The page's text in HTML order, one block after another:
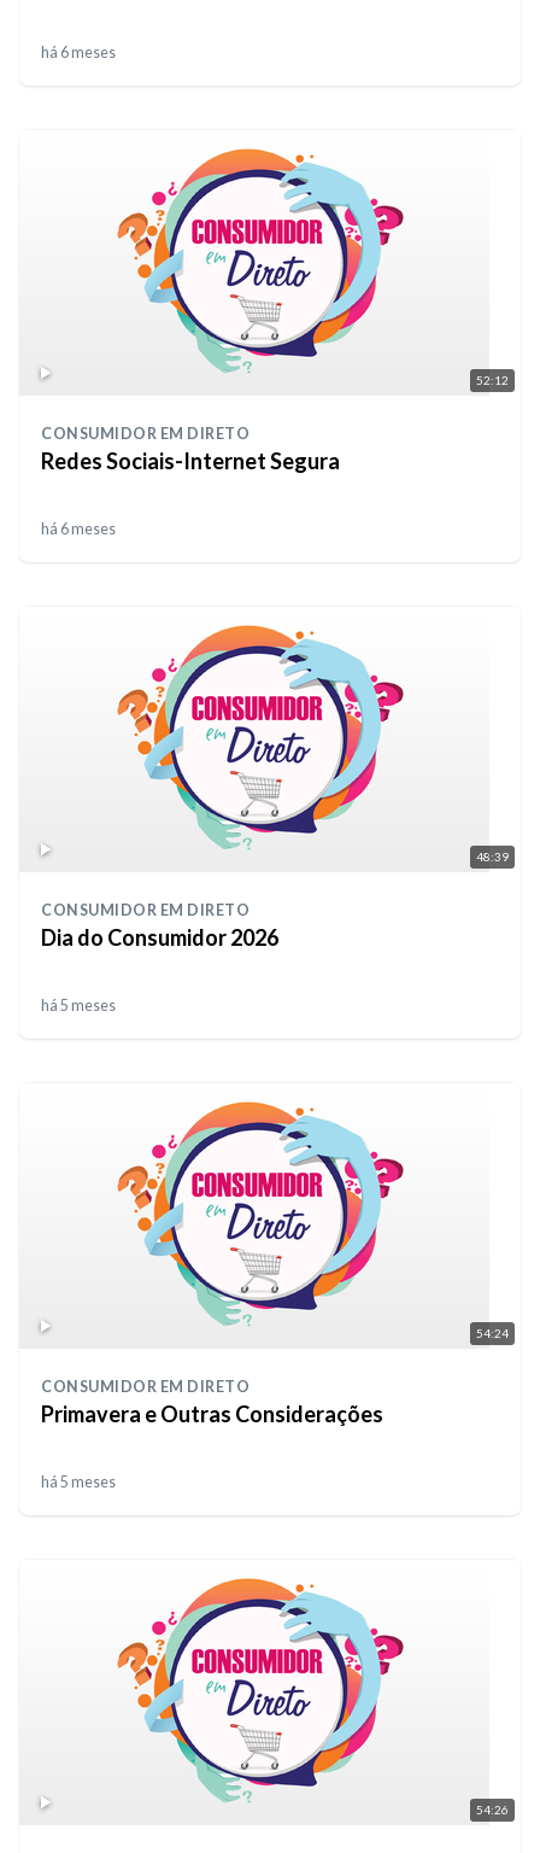
há 6 meses
52:12
CONSUMIDOR EM DIRETO
Redes Sociais-Internet Segura
há 6 meses
48:39
CONSUMIDOR EM DIRETO
Dia do Consumidor 2026
há 5 meses
54:24
CONSUMIDOR EM DIRETO
Primavera e Outras Considerações
há 5 meses
54:26